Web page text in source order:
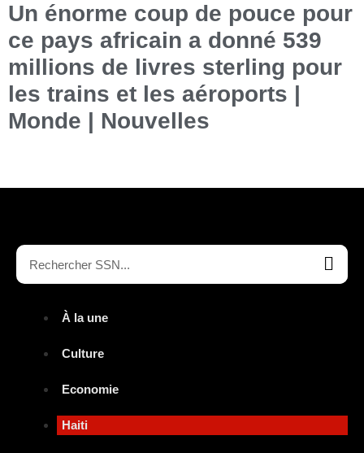
Un énorme coup de pouce pour
ce pays africain a donné 539
millions de livres sterling pour
les trains et les aéroports |
Monde | Nouvelles
À la une
Culture
Economie
Haiti